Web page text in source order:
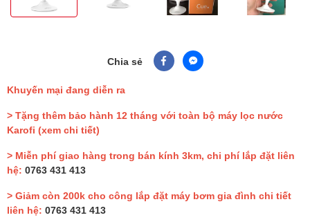
Chia sẻ
Khuyến mại đang diễn ra
> Tặng thêm bảo hành 12 tháng với toàn bộ máy lọc nước
Karofi (xem chi tiết)
> Miễn phí giao hàng trong bán kính 3km, chi phí lắp đặt liên
hệ: 0763 431 413
> Giảm còn 200k cho công lắp đặt máy bơm gia đình chi tiết
liên hệ: 0763 431 413